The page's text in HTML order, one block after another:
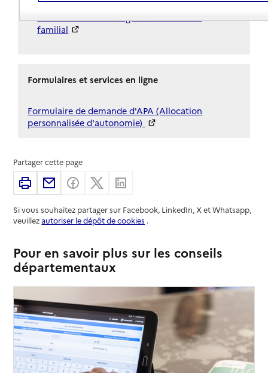
familial
Formulaires et services en ligne
Formulaire de demande d'APA (Allocation
personnalisée d'autonomie)
Partager cette page
ImprimerPartager par email
Partager sur Facebook
Partager sur X
Si vous souhaitez partager sur Facebook, LinkedIn, X et Whatsapp,
veuillezautoriser le dépôt de cookies .
Pour en savoir plus sur les conseils
départementaux